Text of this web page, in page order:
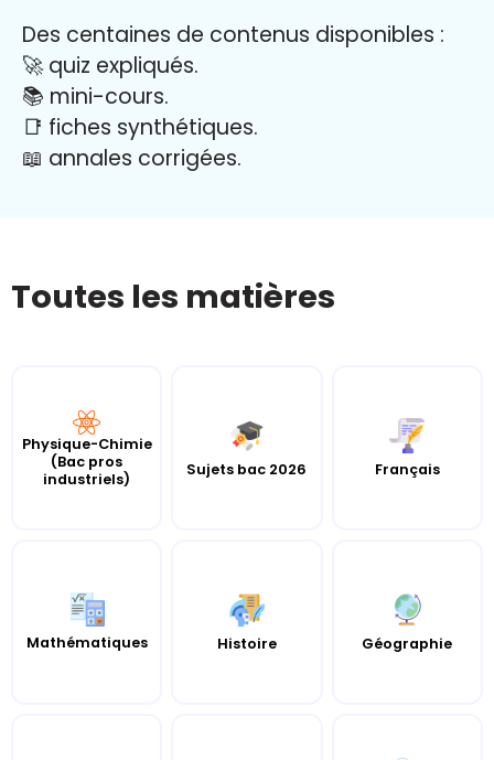
Des centaines de contenus disponibles :
🚀 quiz expliqués.
📚 mini-cours.
📑 fiches synthétiques.
📖 annales corrigées.
Toutes les matières
Physique-Chimie
(Bac pros
industriels)
Sujets bac 2026 Français
Mathématiques Histoire Géographie